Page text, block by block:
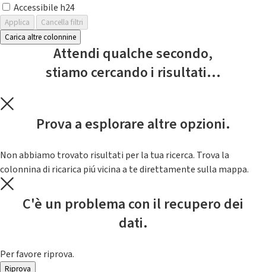
Accessibile h24
Applica
Cancella filtri
Carica altre colonnine
Attendi qualche secondo,
stiamo cercando i risultati...
Prova a esplorare altre opzioni.
Non abbiamo trovato risultati per la tua ricerca. Trova la
colonnina di ricarica piú vicina a te direttamente sulla mappa.
C'è un problema con il recupero dei
dati.
Per favore riprova.
Riprova